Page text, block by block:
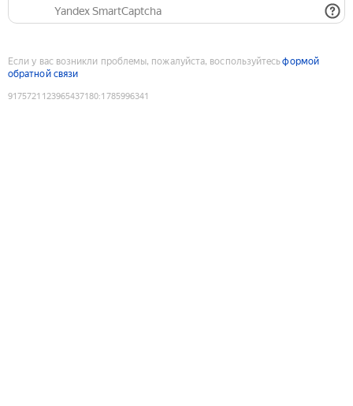
Yandex SmartCaptcha
Если у вас возникли проблемы, пожалуйста, воспользуйтесьформой
обратной связи
9175721123965437180:1785996341